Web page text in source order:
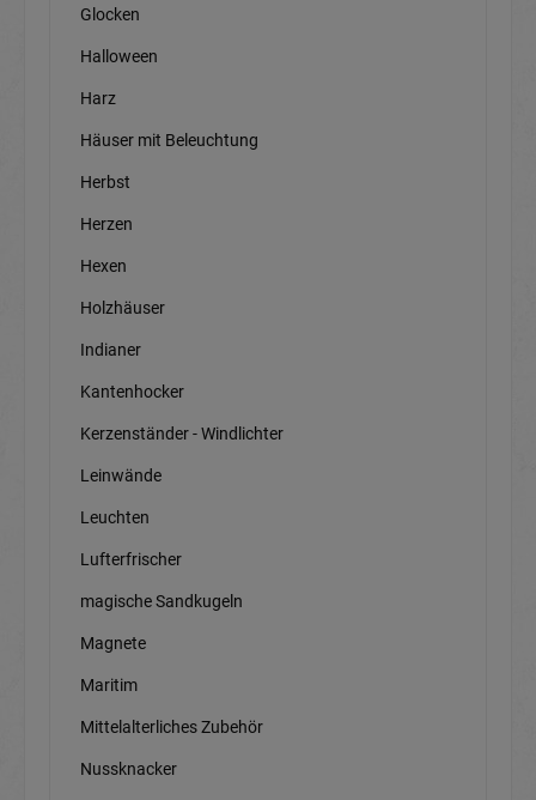
Glocken
Halloween
Harz
Häuser mit Beleuchtung
Herbst
Herzen
Hexen
Holzhäuser
Indianer
Kantenhocker
Kerzenständer - Windlichter
Leinwände
Leuchten
Lufterfrischer
magische Sandkugeln
Magnete
Maritim
Mittelalterliches Zubehör
Nussknacker